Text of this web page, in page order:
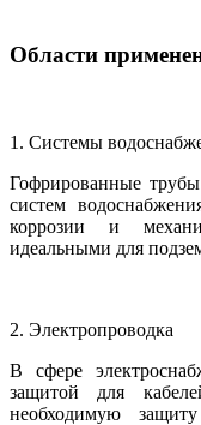
Области
1. Системы
Гофрированные
систем
коррозии и
идеальными для
2. Электропроводка
В сфере
защитой для
необходимую